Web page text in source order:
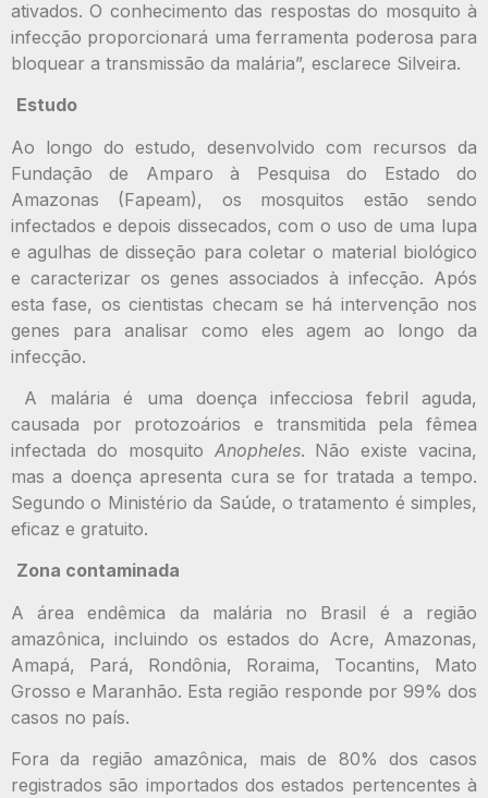
ativados. O conhecimento das respostas do mosquito à
infecção proporcionará uma ferramenta poderosa para
bloquear a transmissão da malária”, esclarece Silveira.
Estudo
Ao longo do estudo, desenvolvido com recursos da
Fundação de Amparo à Pesquisa do Estado do
Amazonas (Fapeam), os mosquitos estão sendo
infectados e depois dissecados, com o uso de uma lupa
e agulhas de disseção para coletar o material biológico
e caracterizar os genes associados à infecção. Após
esta fase, os cientistas checam se há intervenção nos
genes para analisar como eles agem ao longo da
infecção.
A malária é uma doença infecciosa febril aguda,
causada por protozoários e transmitida pela fêmea
infectada do mosquito Anopheles. Não existe vacina,
mas a doença apresenta cura se for tratada a tempo.
Segundo o Ministério da Saúde, o tratamento é simples,
eficaz e gratuito.
Zona contaminada
A área endêmica da malária no Brasil é a região
amazônica, incluindo os estados do Acre, Amazonas,
Amapá, Pará, Rondônia, Roraima, Tocantins, Mato
Grosso e Maranhão. Esta região responde por 99% dos
casos no país.
Fora da região amazônica, mais de 80% dos casos
registrados são importados dos estados pertencentes à